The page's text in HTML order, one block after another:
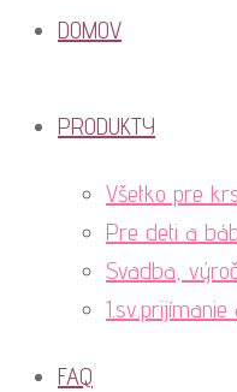
DOMOV
PRODUKTY
Všetko pre
Pre deti a
Svadba,
FAQ